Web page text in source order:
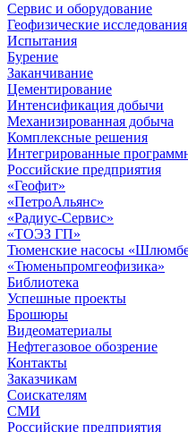
Сервис и оборудование
Геофизические исследования
Испытания
Бурение
Заканчивание
Цементирование
Интенсификация добычи
Механизированная добыча
Комплексные решения
Интегрированные
Российские предприятия
«Геофит»
«ПетроАльянс»
«Радиус-Сервис»
«ТОЭЗ ГП»
Тюменские насосы
«Тюменьпромгеофизика»
Библиотека
Успешные проекты
Брошюры
Видеоматериалы
Нефтегазовое обозрение
Контакты
Заказчикам
Соискателям
СМИ
Российские предприятия